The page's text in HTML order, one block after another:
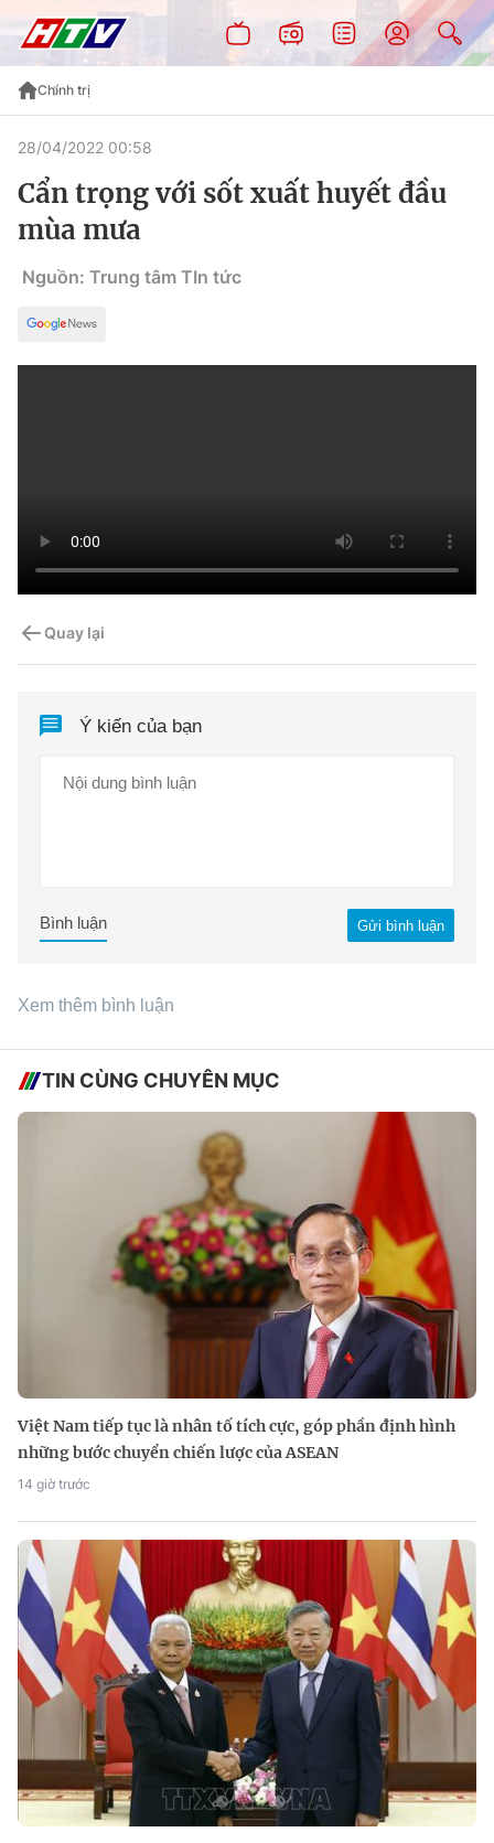
Chính trị
28/04/2022 00:58
Cẩn trọng với sốt xuất huyết đầu
mùa mưa
Nguồn: Trung tâm TIn tức
Quay lại
Ý kiến của bạn
Gửi bình luận
Bình luận
Xem thêm bình luận
TIN CÙNG CHUYÊN MỤC
Việt Nam tiếp tục là nhân tố tích cực, góp phần định hình
những bước chuyển chiến lược của ASEAN
14 giờ trước